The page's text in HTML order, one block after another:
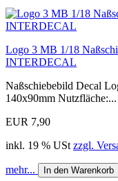
Logo 3 MB 1/18
INTERDECAL
Naßschiebebild Decal
140x90mm Nutzfläche:...
EUR 7,90
inkl. 19 % USt zzgl.
mehr... In den Warenkorb